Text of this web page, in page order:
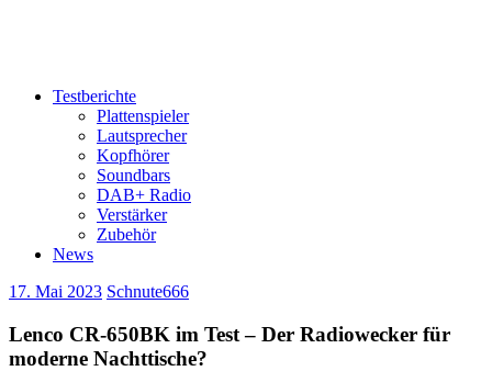
Testberichte
Plattenspieler
Lautsprecher
Kopfhörer
Soundbars
DAB+ Radio
Verstärker
Zubehör
News
17. Mai 2023 Schnute666
Lenco CR-650BK im Test – Der Radiowecker für
moderne Nachttische?